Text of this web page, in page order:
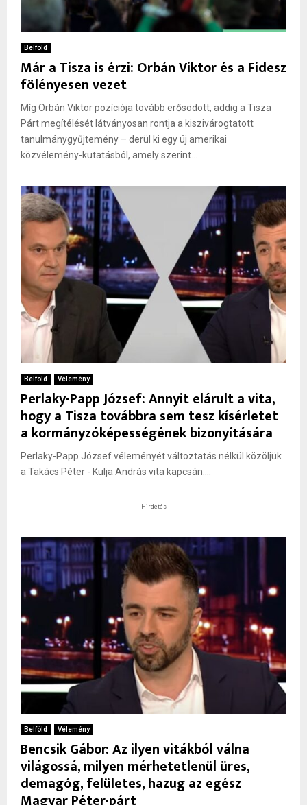
Belföld
Már a Tisza is érzi: Orbán Viktor és a Fidesz
fölényesen vezet
Míg Orbán Viktor pozíciója tovább erősödött, addig a Tisza
Párt megítélését látványosan rontja a kiszivárogtatott
tanulmánygyűjtemény – derül ki egy új amerikai
közvélemény-kutatásból, amely szerint...
Belföld Vélemény
Perlaky-Papp József: Annyit elárult a vita,
hogy a Tisza továbbra sem tesz kísérletet
a kormányzóképességének bizonyítására
Perlaky-Papp József véleményét változtatás nélkül közöljük
a Takács Péter - Kulja András vita kapcsán:...
- Hirdetés -
Belföld Vélemény
Bencsik Gábor: Az ilyen vitákból válna
világossá, milyen mérhetetlenül üres,
demagóg, felületes, hazug az egész